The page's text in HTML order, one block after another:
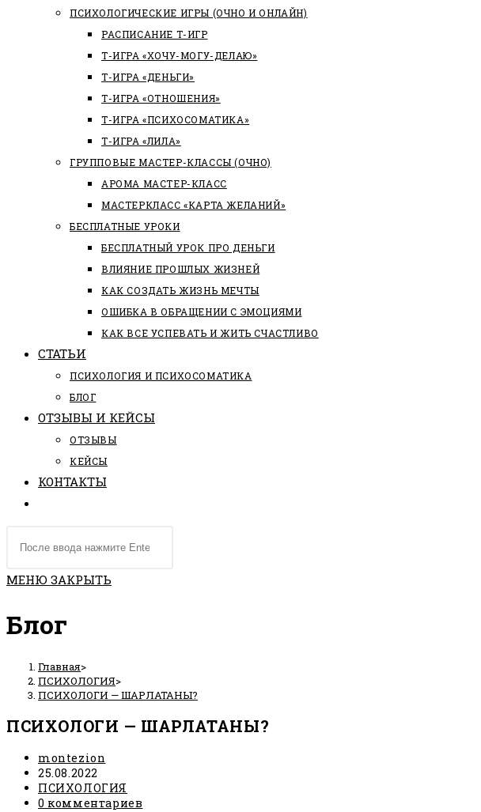
ПСИХОЛОГИЧЕСКИЕ ИГРЫ (ОЧНО И ОНЛАЙН)
РАСПИСАНИЕ Т-ИГР
Т-ИГРА «ХОЧУ-МОГУ-ДЕЛАЮ»
Т-ИГРА «ДЕНЬГИ»
Т-ИГРА «ОТНОШЕНИЯ»
Т-ИГРА «ПСИХОСОМАТИКА»
Т-ИГРА «ЛИЛА»
ГРУППОВЫЕ МАСТЕР-КЛАССЫ (ОЧНО)
АРОМА МАСТЕР-КЛАСС
МАСТЕРКЛАСС «КАРТА ЖЕЛАНИЙ»
БЕСПЛАТНЫЕ УРОКИ
БЕСПЛАТНЫЙ УРОК ПРО ДЕНЬГИ
ВЛИЯНИЕ ПРОШЛЫХ ЖИЗНЕЙ
КАК СОЗДАТЬ ЖИЗНЬ МЕЧТЫ
ОШИБКА В ОБРАЩЕНИИ С ЭМОЦИЯМИ
КАК ВСЕ УСПЕВАТЬ И ЖИТЬ СЧАСТЛИВО
СТАТЬИ
ПCИХОЛОГИЯ И ПСИХОСОМАТИКА
БЛОГ
ОТЗЫВЫ И КЕЙСЫ
ОТЗЫВЫ
КЕЙСЫ
КОНТАКТЫ
ПО
САЙТУ
сайте
МЕНЮ ЗАКРЫТЬ
Блог
Главная>
ПСИХОЛОГИЯ>
ПСИХОЛОГИ — ШАРЛАТАНЫ?
ПСИХОЛОГИ — ШАРЛАТАНЫ?
Автор
записи:
montezion
Запись
опубликована:
25.08.2022
Рубрика
записи:
ПСИХОЛОГИЯ
Комментарии
0 комментариев